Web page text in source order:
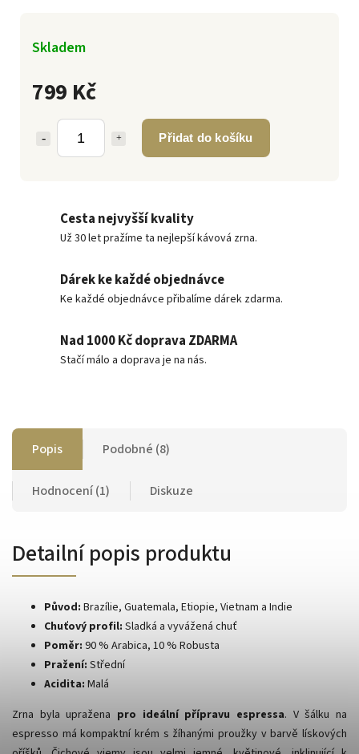
799 Kč
Přidat do košíku
Skladem
Cesta nejvyšší kvality
Už 30 let pražíme ta nejlepší kávová zrna.
Dárek ke každé objednávce
Ke každé objednávce přibalíme dárek zdarma.
Nad 1000 Kč doprava ZDARMA
Stačí málo a doprava je na nás.
Popis Podobné (8)
Hodnocení (1) Diskuze
Detailní popis produktu
Původ: Brazílie, Guatemala, Etiopie, Vietnam a Indie
Chuťový profil: Sladká a vyvážená chuť
Poměr: 90 % Arabica, 10 % Robusta
Pražení: Střední
Acidita: Malá
Zrna byla upražena pro ideální přípravu espressa. V šálku na
espresso má kompaktní krém s žíhanými proužky v barvě lískových